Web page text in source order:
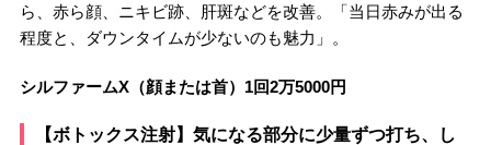
ら、赤ら顔、ニキビ跡、肝斑などを改善。「当日赤みが出る
程度と、ダウンタイムが少ないのも魅力」。
シルファームX（顔または首）1回2万5000円
【ボトックス注射】気になる部分に少量ずつ打ち、し